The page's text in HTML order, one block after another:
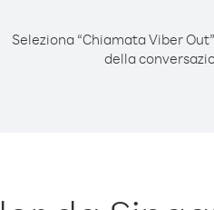
Seleziona “Chiamata Viber
della